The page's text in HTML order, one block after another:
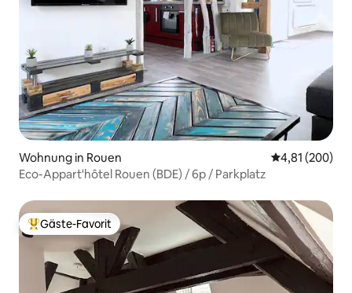
Wohnung in Rouen
4,81 (200)
Eco-Appart'hôtel Rouen (BDE) / 6p / Parkplatz
Beliebter Gäste-Favorit.
Gäste-Favorit